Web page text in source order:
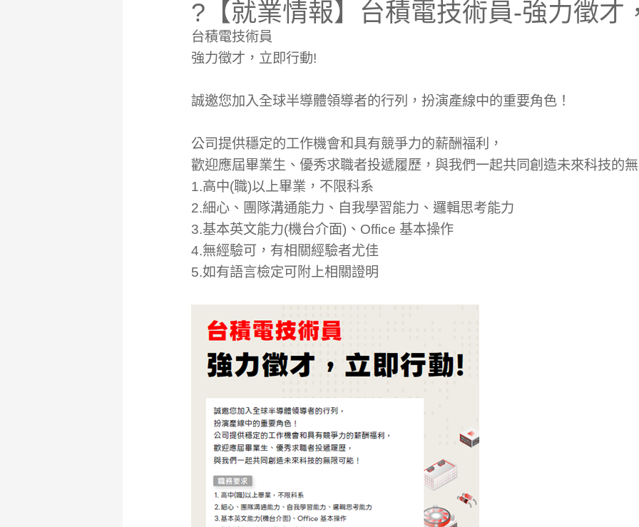
?【就業情報】台積電技術員-強力徵才
台積電技術員
強力徵才，立即行動!
誠邀您加入全球半導體領導者的行列，扮演產線中的重要角色！
公司提供穩定的工作機會和具有競爭力的薪酬福利，
歡迎應屆畢業生、優秀求職者投遞履歷，與我們一起共同創造未來科技的
1.高中(職)以上畢業，不限科系
2.細心、團隊溝通能力、自我學習能力、邏輯思考能力
3.基本英文能力(機台介面)、Office 基本操作
4.無經驗可，有相關經驗者尤佳
5.如有語言檢定可附上相關證明